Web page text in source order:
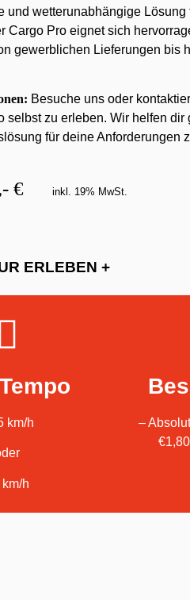
und wetterunabhängige Lösung
Cargo Pro eignet sich
gewerblichen Lieferungen bis
Besuche uns oder
selbst zu erleben. Wir helfen dir
für deine Anforderungen
€ inkl. 19% MwSt.
ERLEBEN +
km/h
h
–